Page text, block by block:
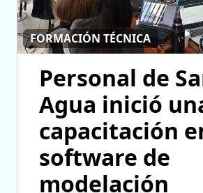
FORMACIÓN TÉCNICA
Personal de
Agua inició
capacitación
software de
modelación